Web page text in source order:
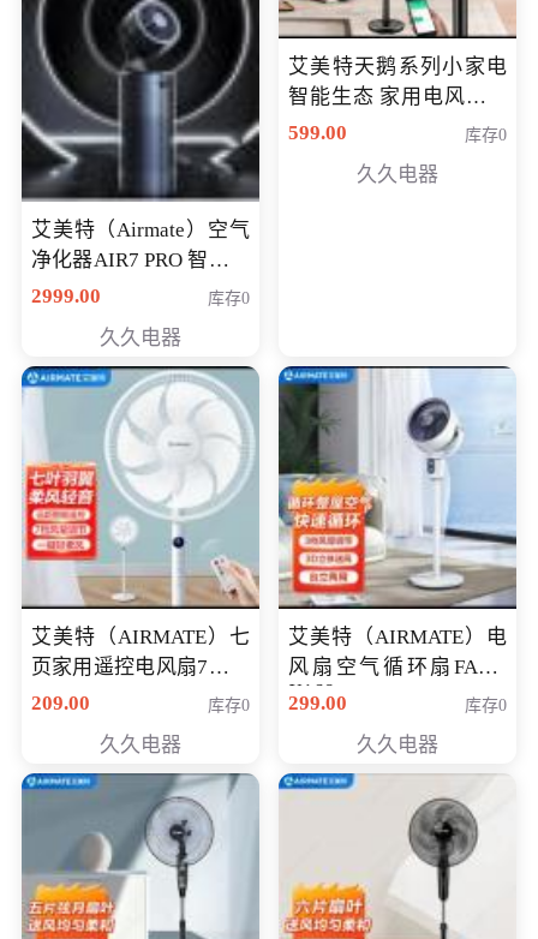
艾美特（Airmate）空气
净化器AIR7 PRO 智能全
屋空气循环负离子旗舰
2999.00 库存0
久久电器
艾美特天鹅系列小家电
智能生态 家用电风扇直
流变频节能轻音空气循
鹅，白天鹅智能)
599.00 库存0
久久电器
艾美特（AIRMATE）七
页家用遥控电风扇7档风
量空气循环摇头立式落
定时落地式风扇CS35-
R20
209.00 库存0
久久电器
艾美特（AIRMATE）电
风扇空气循环扇FA18-
X168
299.00 库存0
久久电器